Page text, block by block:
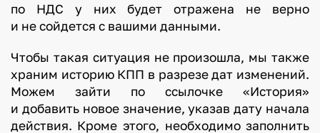
по НДС у них будет отражена не верно
и не сойдется с вашими данными.
Чтобы такая ситуация не произошла, мы также
храним историю КПП в разрезе дат изменений.
Можем зайти по ссылочке «История»
и добавить новое значение, указав дату начала
действия. Кроме этого, необходимо заполнить